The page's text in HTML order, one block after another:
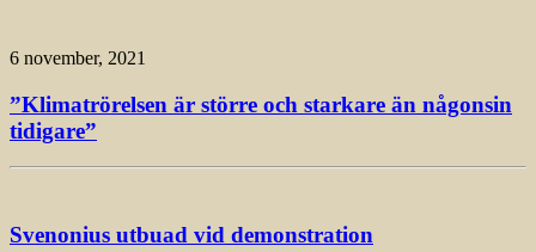
6 november, 2021
”Klimatrörelsen är större och starkare än någonsin
tidigare”
Svenonius utbuad vid demonstration